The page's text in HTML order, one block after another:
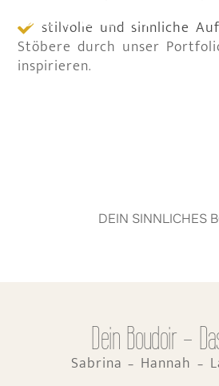
Stöbere durch unser
inspirieren.
stilvolle und sinnliche
DEIN SINNLICHES
Dein Boudoir -
Sabrina – Hannah –